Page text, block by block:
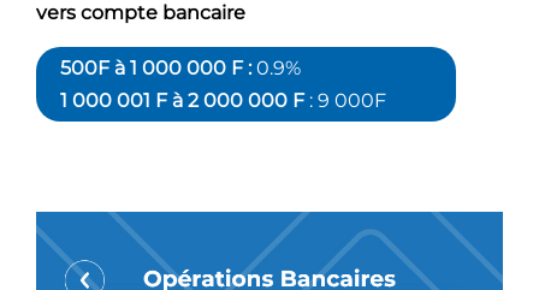
vers compte bancaire
500F à 1 000 000 F :0.9%
1 000 001 F à 2 000 000 F : 9 000F